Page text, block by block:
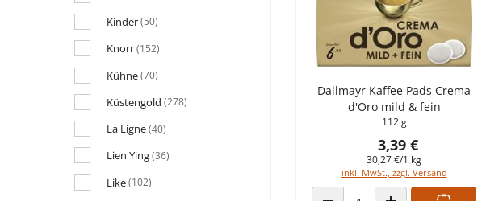
Kinder(50)
Knorr(152)
Kühne(70)
Küstengold (278)
La Ligne(40)
Lien Ying(36)
Like(102)
Dallmayr Kaffee Pads Crema
d'Oro mild & fein
112 g
3,39 €
30,27 €/1 kg
inkl. MwSt., zzgl. Versand